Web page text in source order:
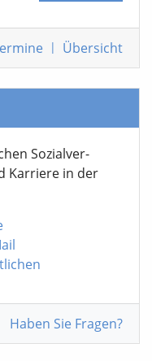
| Übersicht
Sozialver­
Karriere in der
Haben Sie Fragen?